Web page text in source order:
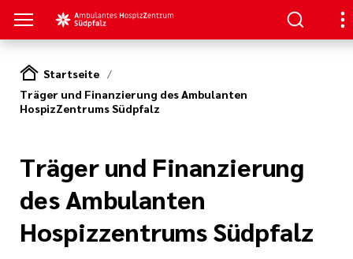
des
und
SIE UNS
im Förderverein
Startseite
Träger und Finanzierung des Ambulanten
HospizZentrums Südpfalz
Träger und Finanzierung
des Ambulanten
Hospizzentrums Südpfalz